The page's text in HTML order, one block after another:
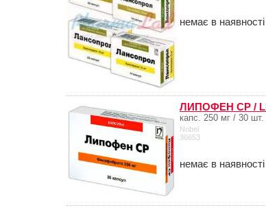
немає в наявності
ЛИПОФЕН СР /
капс. 250 мг / 30 шт.
Nobel
36653
немає в наявності